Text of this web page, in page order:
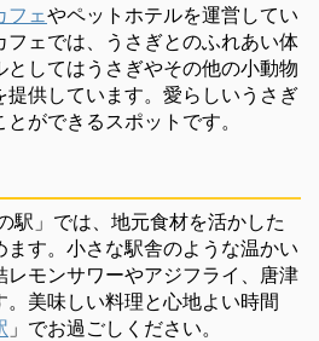
フェやペットホテルを運営してい
フェでは、うさぎとのふれあい体
してはうさぎやその他の小動物
供しています。愛らしいうさぎ
ができるスポットです。
駅」では、地元食材を活かした
す。小さな駅舎のような温かい
モンサワーやアジフライ、唐津
美味しい料理と心地よい時間
」でお過ごしください。